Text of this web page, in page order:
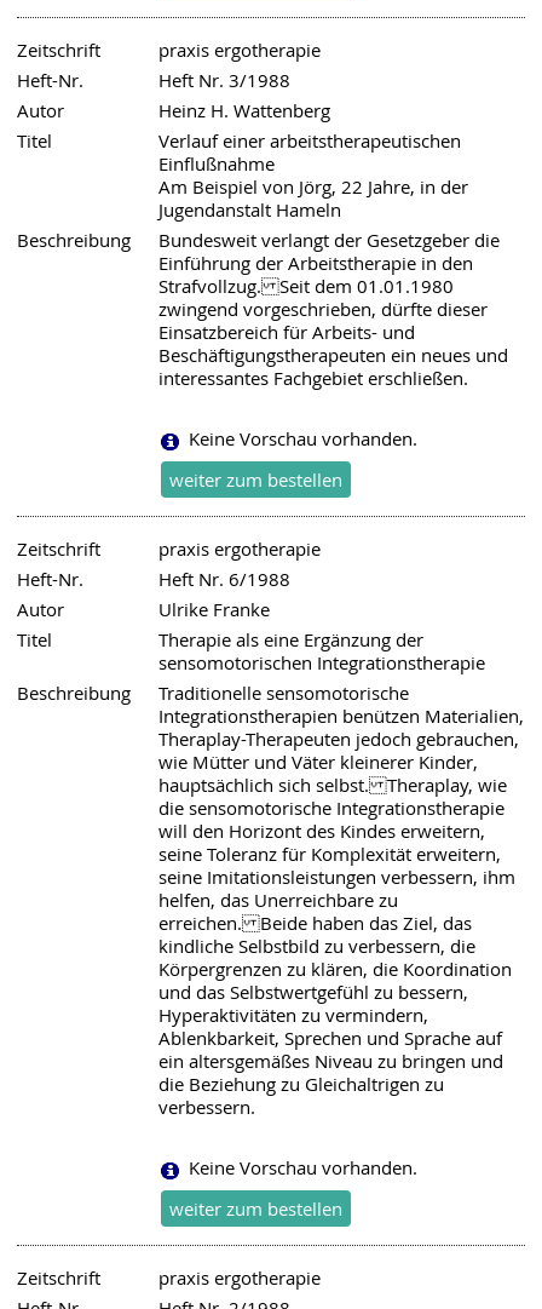
Zeitschrift
praxis ergotherapie
Heft-Nr.
Heft Nr. 3/1988
Autor
Heinz H. Wattenberg
Titel
Verlauf einer arbeitstherapeutischen
Einflußnahme
Am Beispiel von Jörg, 22 Jahre, in der
Jugendanstalt Hameln
Beschreibung
Bundesweit verlangt der Gesetzgeber die
Einführung der Arbeitstherapie in den
Strafvollzug. Seit dem 01.01.1980
zwingend vorgeschrieben, dürfte dieser
Einsatzbereich für Arbeits- und
Beschäftigungstherapeuten ein neues und
interessantes Fachgebiet erschließen.
Keine Vorschau vorhanden.
Zeitschrift
praxis ergotherapie
Heft-Nr.
Heft Nr. 6/1988
Autor
Ulrike Franke
Titel
Therapie als eine Ergänzung der
sensomotorischen Integrationstherapie
Beschreibung
Traditionelle sensomotorische
Integrationstherapien benützen Materialien,
Theraplay-Therapeuten jedoch gebrauchen,
wie Mütter und Väter kleinerer Kinder,
hauptsächlich sich selbst. Theraplay, wie
die sensomotorische Integrationstherapie
will den Horizont des Kindes erweitern,
seine Toleranz für Komplexität erweitern,
seine Imitationsleistungen verbessern, ihm
helfen, das Unerreichbare zu
erreichen. Beide haben das Ziel, das
kindliche Selbstbild zu verbessern, die
Körpergrenzen zu klären, die Koordination
und das Selbstwertgefühl zu bessern,
Hyperaktivitäten zu vermindern,
Ablenkbarkeit, Sprechen und Sprache auf
ein altersgemäßes Niveau zu bringen und
die Beziehung zu Gleichaltrigen zu
verbessern.
Keine Vorschau vorhanden.
Zeitschrift
praxis ergotherapie